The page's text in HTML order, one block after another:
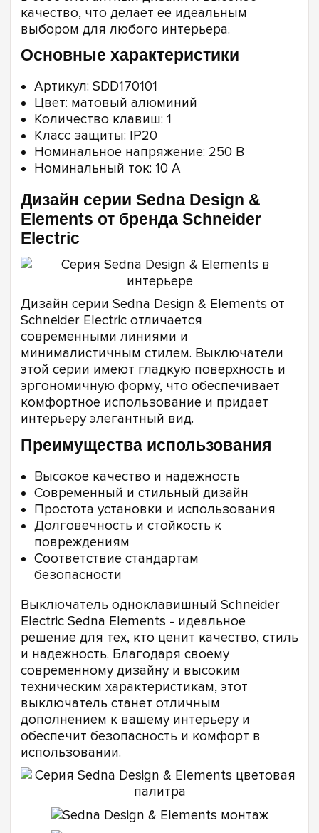
качество, что делает ее идеальным
выбором для любого интерьера.
Основные характеристики
Артикул: SDD170101
Цвет: матовый алюминий
Количество клавиш: 1
Класс защиты: IP20
Номинальное напряжение: 250 В
Номинальный ток: 10 А
Дизайн серии Sedna Design &
Elements от бренда Schneider
Electric
Дизайн серии Sedna Design & Elements от
Schneider Electric отличается
современными линиями и
минималистичным стилем. Выключатели
этой серии имеют гладкую поверхность и
эргономичную форму, что обеспечивает
комфортное использование и придает
интерьеру элегантный вид.
Преимущества использования
Высокое качество и надежность
Современный и стильный дизайн
Простота установки и использования
Долговечность и стойкость к
повреждениям
Соответствие стандартам
безопасности
Выключатель одноклавишный Schneider
Electric Sedna Elements - идеальное
решение для тех, кто ценит качество, стиль
и надежность. Благодаря своему
современному дизайну и высоким
техническим характеристикам, этот
выключатель станет отличным
дополнением к вашему интерьеру и
обеспечит безопасность и комфорт в
использовании.